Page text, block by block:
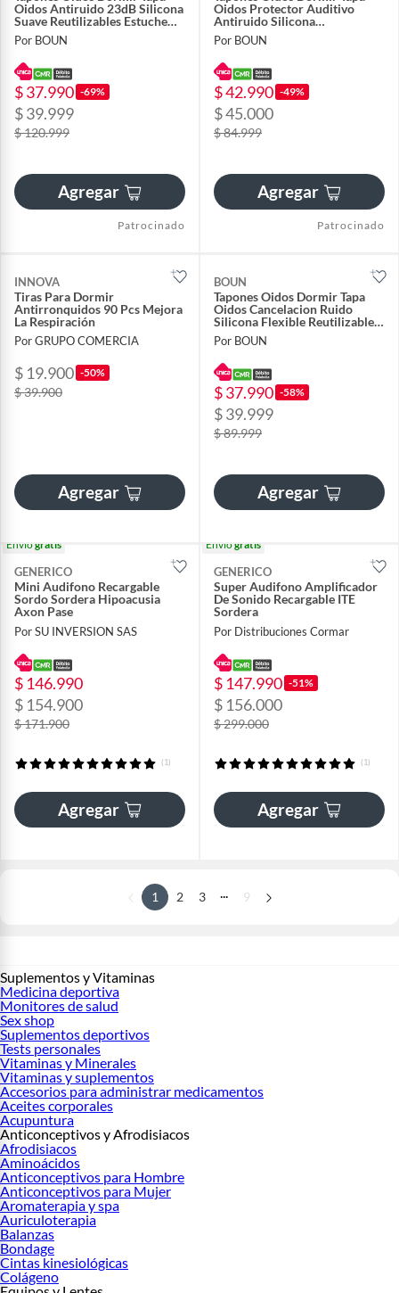
Oidos Antiruido 23dB Silicona
Suave Reutilizables Estuche
Negro
Por BOUN
$ 37.990 -69%
$ 39.999
$ 120.999
Agregar
Patrocinado
Oidos Protector Auditivo
Antiruido Silicona
Reutilizables Estuche
Por BOUN
$ 42.990 -49%
$ 45.000
$ 84.999
Agregar
Patrocinado
INNOVA
Tiras Para Dormir
Antirronquidos 90 Pcs Mejora
La Respiración
Por GRUPO COMERCIA
$ 19.900 -50%
$ 39.900
Agregar
BOUN
Tapones Oidos Dormir Tapa
Oidos Cancelacion Ruido
Silicona Flexible Reutilizables
Estuche
Por BOUN
$ 37.990 -58%
$ 39.999
$ 89.999
Agregar
Envíogratis
GENERICO
Mini Audifono Recargable
Sordo Sordera Hipoacusia
Axon Pase
Por SU INVERSION SAS
$ 146.990
$ 154.900
$ 171.900
(1)
Agregar
Envíogratis
GENERICO
Super Audifono Amplificador
De Sonido Recargable ITE
Sordera
Por Distribuciones Cormar
$ 147.990 -51%
$ 156.000
$ 299.000
(1)
Agregar
1 2 3 ... 9
Suplementos y Vitaminas
Medicina deportiva
Monitores de salud
Sex shop
Suplementos deportivos
Tests personales
Vitaminas y Minerales
Vitaminas y suplementos
Accesorios para administrar medicamentos
Aceites corporales
Acupuntura
Anticonceptivos y Afrodisiacos
Afrodisiacos
Aminoácidos
Anticonceptivos para Hombre
Anticonceptivos para Mujer
Aromaterapia y spa
Auriculoterapia
Balanzas
Bondage
Cintas kinesiológicas
Colágeno